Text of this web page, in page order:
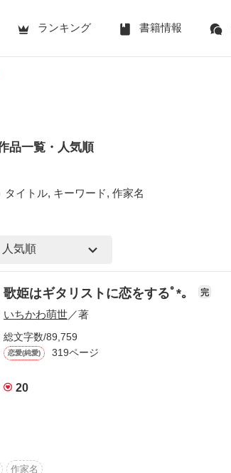
ランキング 書籍情報
品一覧・人気順
タイトル, キーワード, 作家名
歌姫はギタリストに恋をするﾟ*｡ 完
いちかわ萌世／著
総文字数/89,759
恋愛(純愛) 319ページ
20
作家名